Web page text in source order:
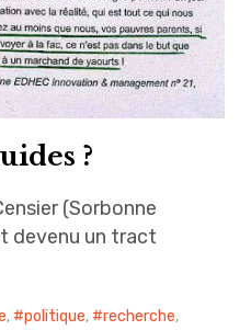
?
(Sorbonne
devenu un tract
, politique, recherche,